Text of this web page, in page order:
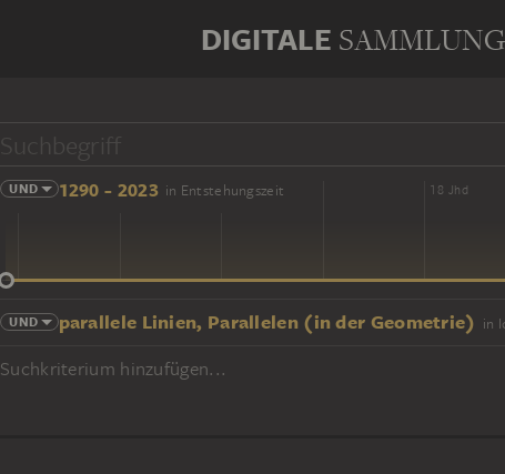
DIGITALE SAMMLUNG
UND 1290 - 2023 in Entstehungszeit
14 Jhd 16 Jhd 18 Jhd
UND parallele Linien, Parallelen (in der Geometrie) in
Suchkriterium hinzufügen...